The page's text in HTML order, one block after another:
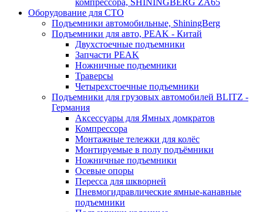
компрессора, SHININGBERG ZA65
Оборудование для СТО
Подъемники автомобильные, ShiningBerg
Подъемники для авто, PEAK - Китай
Двухстоечные подъемники
Запчасти PEAK
Ножничные подъемники
Траверсы
Четырехстоечные подъемники
Подъемники для грузовых автомобилей BLITZ -
Германия
Аксессуары для Ямных домкратов
Компрессора
Монтажные тележки для колёс
Монтируемые в полу подъёмники
Ножничные подъемники
Осевые опоры
Пересса для шкворней
Пневмогидравлические ямные-канавные
подъемники